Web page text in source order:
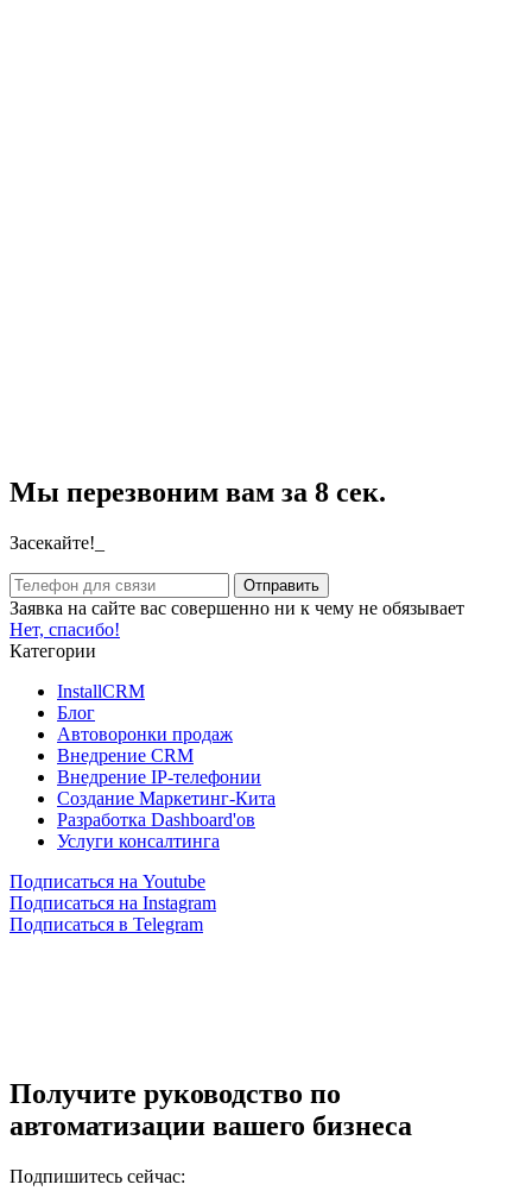
Мы перезвоним вам за 8 сек.
Засекайте!_
Заявка на сайте вас совершенно ни к чему не обязывает
Нет, спасибо!
Категории
InstallCRM
Блог
Автоворонки продаж
Внедрение CRM
Внедрение IP-телефонии
Создание Маркетинг-Кита
Разработка Dashboard'ов
Услуги консалтинга
Подписаться на Youtube
Подписаться на Instagram
Подписаться в Telegram
Получите руководство по
автоматизации вашего бизнеса
Подпишитесь сейчас: